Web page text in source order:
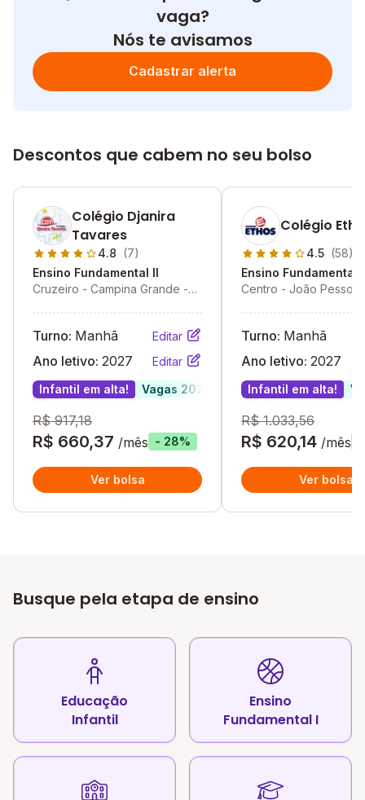
vaga?
Nós te avisamos
Cadastrar alerta
Descontos que cabem no seu bolso
Colégio Djanira
Tavares
4.8 (7)
Ensino Fundamental II
Cruzeiro - Campina Grande -
Turno: Manhã Editar
Ano letivo: 2027
Editar
Infantil em alta!
Vagas 2027
R$ 917,18
R$ 660,37 /mês - 28%
Ver bolsa
Colégio
4.5 (58)
Ensino Fundamental
Centro - João Pessoa
Turno: Manhã
Ano letivo: 2027
Infantil em alta!
R$ 1.033,56
R$ 620,14 /mês
Ver bolsa
Busque pela etapa de ensino
Educação
Infantil
Ensino
Fundamental I